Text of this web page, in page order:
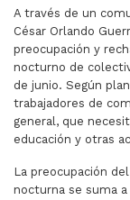
A través de un
César Orlando
preocupación y
nocturno de
de junio. Según
trabajadores de
general, que
educación y otras
La preocupación
nocturna se suma